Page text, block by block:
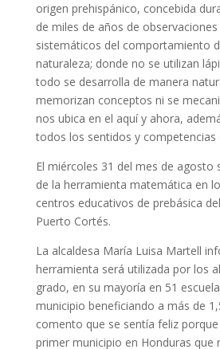
origen prehispánico, concebida
de miles de años de observaciones
sistemáticos del comportamiento
naturaleza; donde no se utilizan
todo se desarrolla de manera
memorizan conceptos ni se
nos ubica en el aquí y ahora,
todos los sentidos y competencias
El miércoles 31 del mes de agosto
de la herramienta matemática en
centros educativos de prebásica
Puerto Cortés.
La alcaldesa María Luisa Martell
herramienta será utilizada por los
grado, en su mayoría en 51
municipio beneficiando a más de
comento que se sentía feliz
primer municipio en Honduras que